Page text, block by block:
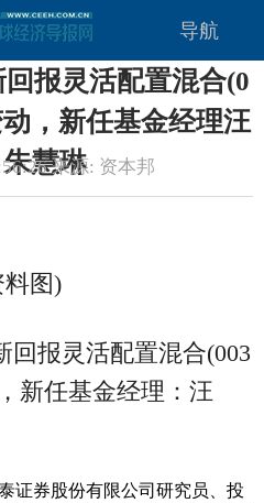
导航
回报灵活配置混合(0
，新任基金经理汪
慧琳
来源: 资本邦
料图)
回报灵活配置混合(003
新任基金经理：汪
证券股份有限公司研究员、投